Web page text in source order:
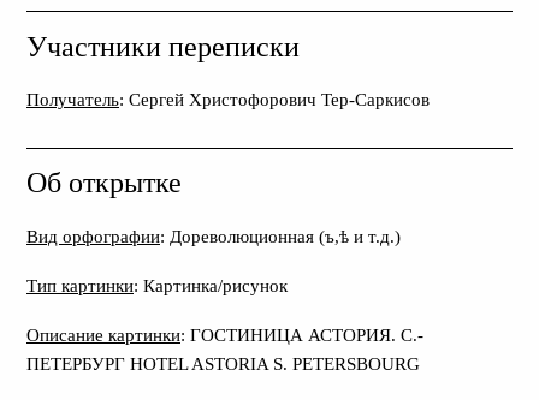
Участники переписки
Получатель: Сергей Христофорович Тер-Саркисов
Об открытке
Вид орфографии: Дореволюционная (ъ,ѣ и т.д.)
Тип картинки: Картинка/рисунок
Описание картинки: ГОСТИНИЦА АСТОРИЯ. С.-
ПЕТЕРБУРГ HOTEL ASTORIA S. PETERSBOURG